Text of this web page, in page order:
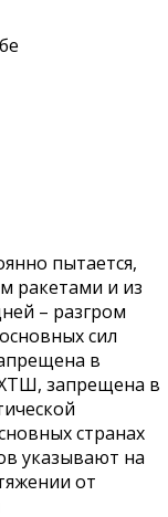
пытается,
ракетами и из
– разгром
сил
в
запрещена в
странах
указывают на
от